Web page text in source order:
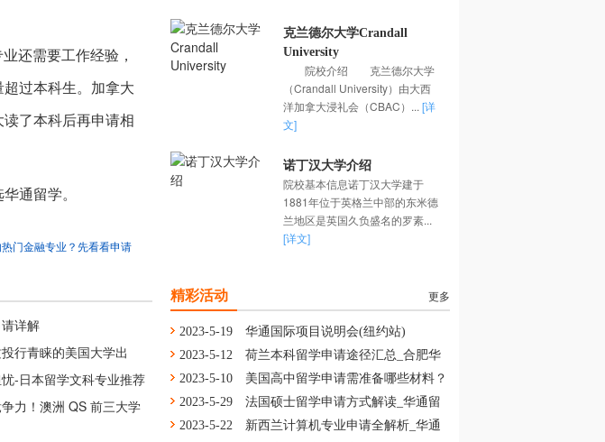
还需要工作经验，
过本科生。加拿大
了本科后再申请相
通留学。
门金融专业？先看看申请
详解
行青睐的美国大学出
-日本留学文科专业推荐
力！澳洲 QS 前三大学
克兰德尔大学Crandall
University
院校介绍 克兰德尔大学
（Crandall University）由大西
洋加拿大浸礼会（CBAC）... [详
文]
诺丁汉大学介绍
院校基本信息诺丁汉大学建于
1881年位于英格兰中部的东米德
兰地区是英国久负盛名的罗素...
[详文]
精彩活动 更多
2023-5-19
华通国际项目说明会(纽约站)
2023-5-12
荷兰本科留学申请途径汇总_合肥华
通留学
2023-5-10
美国高中留学申请需准备哪些材料？
舟山华通留学
2023-5-29
法国硕士留学申请方式解读_华通留
学
2023-5-22
新西兰计算机专业申请全解析_华通